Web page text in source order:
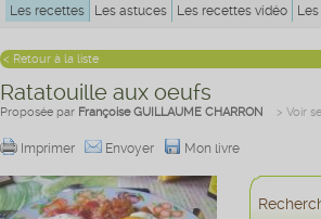
Les recettes Les astuces Les recettes vidéo
< Retour à la liste
Ratatouille aux oeufs
Proposée par Françoise GUILLAUME CHARRON > Voir
Imprimer Envoyer Mon livre